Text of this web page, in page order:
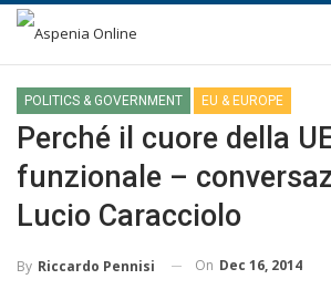
POLITICS & GOVERNMENT EU & EUROPE
Perché il cuore della
funzionale –
Lucio Caracciolo
By Riccardo Pennisi On Dec 16, 2014